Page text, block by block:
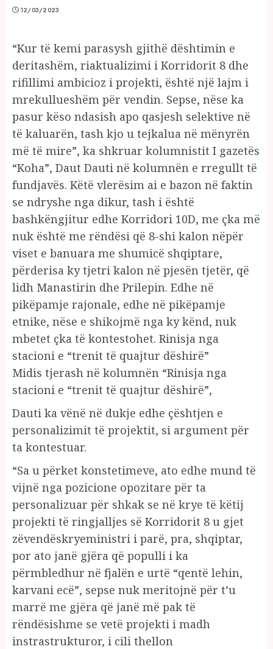
12/03/2023
“Kur të kemi parasysh gjithë dështimin e
deritashëm, riaktualizimi i Korridorit 8 dhe
rifillimi ambicioz i projekti, është një lajm i
mrekullueshëm për vendin. Sepse, nëse ka
pasur këso ndasish apo qasjesh selektive në
të kaluarën, tash kjo u tejkalua në mënyrën
më të mire”, ka shkruar kolumnistit I gazetës
“Koha”, Daut Dauti në kolumnën e rregullt të
fundjavës. Këtë vlerësim ai e bazon në faktin
se ndryshe nga dikur, tash i është
bashkëngjitur edhe Korridori 10D, me çka më
nuk është me rëndësi që 8-shi kalon nëpër
viset e banuara me shumicë shqiptare,
përderisa ky tjetri kalon në pjesën tjetër, që
lidh Manastirin dhe Prilepin. Edhe në
pikëpamje rajonale, edhe në pikëpamje
etnike, nëse e shikojmë nga ky kënd, nuk
mbetet çka të kontestohet. Rinisja nga
stacioni e “trenit të quajtur dëshirë”
Midis tjerash në kolumnën “Rinisja nga
stacioni e “trenit të quajtur dëshirë”,
Dauti ka vënë në dukje edhe çështjen e
personalizimit të projektit, si argument për
ta kontestuar.
“Sa u përket konstetimeve, ato edhe mund të
vijnë nga pozicione opozitare për ta
personalizuar për shkak se në krye të këtij
projekti të ringjalljes së Korridorit 8 u gjet
zëvendëskryeministri i parë, pra, shqiptar,
por ato janë gjëra që populli i ka
përmbledhur në fjalën e urtë “qentë lehin,
karvani ecë”, sepse nuk meritojnë për t’u
marrë me gjëra që janë më pak të
rëndësishme se vetë projekti i madh
instrastrukturor, i cili thellon